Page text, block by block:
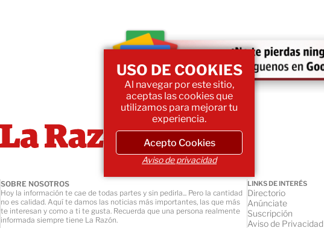
SOBRE NOSOTROS
Hoy la información te cae de todas partes y sin pedirla... Pero la cantidad
no es calidad. Aquí te damos las noticias más importantes, las que más
te interesan y como a ti te gusta. Recuerda que una persona realmente
informada siempre tiene La Razón.
LINKS DE INTERÉS
Directorio
Anúnciate
Suscripción
Aviso de Privacidad
USO DE COOKIES
Al navegar por este sitio,
aceptas las cookies que
utilizamos para mejorar tu
experiencia.
Acepto Cookies
Aviso de privacidad